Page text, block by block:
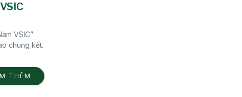
VSIC”
chung kết.
THÊM